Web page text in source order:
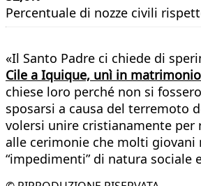
Percentuale di nozze civili
«Il Santo Padre ci chiede di
Cile a Iquique, unì in
chiese loro perché non si
sposarsi a causa del terremoto
volersi unire cristianamente per
alle cerimonie che molti giovani
“impedimenti” di natura sociale